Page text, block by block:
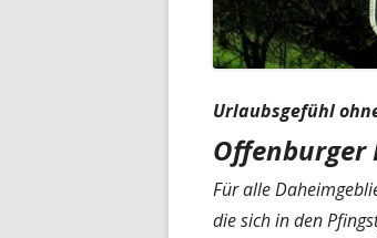
Urlaubsgefühl
Offenburger
Für alle
die sich in den